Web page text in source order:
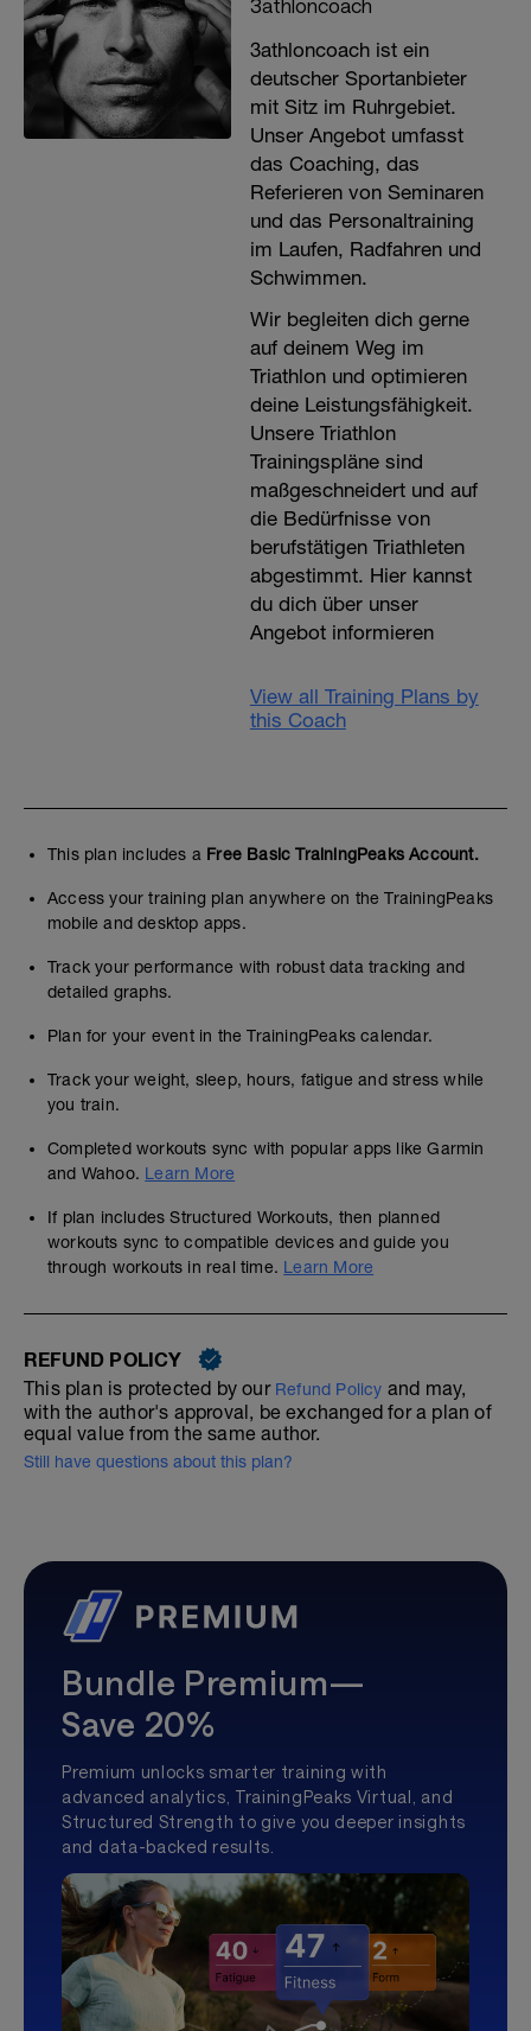
3athloncoach
3athloncoach ist ein
deutscher Sportanbieter
mit Sitz im Ruhrgebiet.
Unser Angebot umfasst
das Coaching, das
Referieren von Seminaren
und das Personaltraining
im Laufen, Radfahren und
Schwimmen.
Wir begleiten dich gerne
auf deinem Weg im
Triathlon und optimieren
deine Leistungsfähigkeit.
Unsere Triathlon
Trainingspläne sind
maßgeschneidert und auf
die Bedürfnisse von
berufstätigen Triathleten
abgestimmt. Hier kannst
du dich über unser
Angebot informieren
View all Training Plans by
this Coach
This plan includes a Free Basic TrainingPeaks Account.
Access your training plan anywhere on the TrainingPeaks
mobile and desktop apps.
Track your performance with robust data tracking and
detailed graphs.
Plan for your event in the TrainingPeaks calendar.
Track your weight, sleep, hours, fatigue and stress while
you train.
Completed workouts sync with popular apps like Garmin
and Wahoo. Learn More
If plan includes Structured Workouts, then planned
workouts sync to compatible devices and guide you
through workouts in real time. Learn More
REFUND POLICY
This plan is protected by our Refund Policy and may,
with the author's approval, be exchanged for a plan of
equal value from the same author.
Still have questions about this plan?
Bundle Premium—
Save 20%
Premium unlocks smarter training with
advanced analytics, TrainingPeaks Virtual, and
Structured Strength to give you deeper insights
and data-backed results.